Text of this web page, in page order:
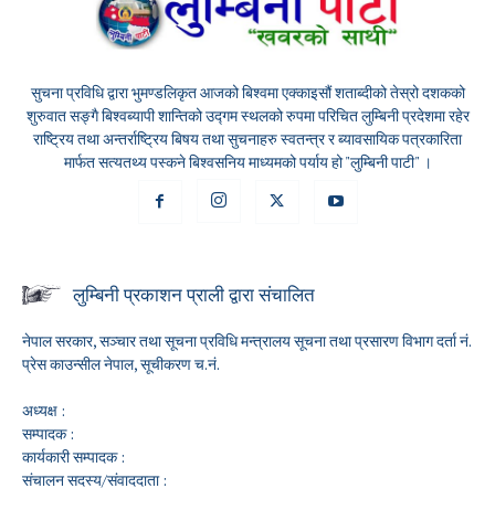
सुचना प्रविधि द्वारा भुमण्डलिकृत आजको बिश्वमा एक्काइसौं शताब्दीको तेस्रो दशकको
शुरुवात सङ्गै बिश्वब्यापी शान्तिको उद्गम स्थलको रुपमा परिचित लुम्बिनी प्रदेशमा रहेर
राष्ट्रिय तथा अन्तर्राष्ट्रिय बिषय तथा सुचनाहरु स्वतन्त्र र ब्यावसायिक पत्रकारिता
मार्फत सत्यतथ्य पस्कने बिश्वसनिय माध्यमको पर्याय हो "लुम्बिनी पाटी" ।
लुम्बिनी प्रकाशन प्राली द्वारा संचालित
नेपाल सरकार, सञ्चार तथा सूचना प्रविधि मन्त्रालय सूचना तथा प्रसारण विभाग दर्ता नं.
प्रेस काउन्सील नेपाल, सूचीकरण च.नं.
अध्यक्ष :
सम्पादक :
कार्यकारी सम्पादक :
संचालन सदस्य/संवाददाता :